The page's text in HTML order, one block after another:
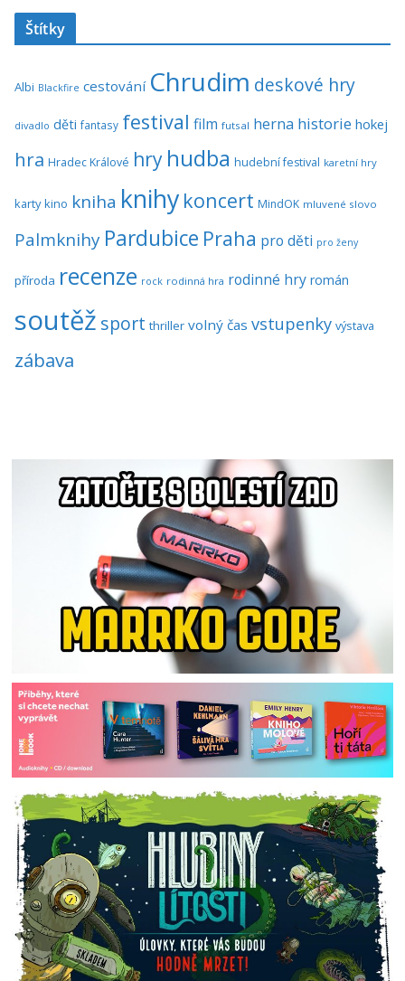
Štítky
Albi Blackfire cestování Chrudim deskové hry
divadlo děti fantasy festival film futsal herna historie hokej
hra Hradec Králové hry hudba hudební festival karetní hry
karty kino kniha knihy koncert MindOK mluvené slovo
Palmknihy Pardubice Praha pro děti pro ženy
příroda recenze rock rodinná hra rodinné hry román
soutěž sport thriller volný čas vstupenky výstava
zábava